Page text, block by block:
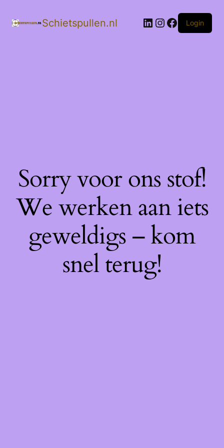
Schietspullen.nl LinkedIn
Instagram
Facebook
Login
Sorry voor ons stof!
We werken aan iets
geweldigs – kom
snel terug!